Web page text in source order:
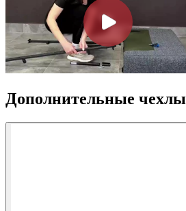
Дополнительные чехлы